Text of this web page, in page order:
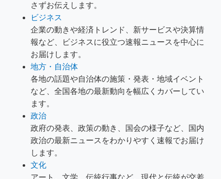
さずお伝えします。
ビジネス
企業の動きや経済トレンド、新サービスや決算情
報など、ビジネスに役立つ速報ニュースを中心に
お届けします。
地方・自治体
各地の話題や自治体の施策・発表・地域イベント
など、全国各地の最新動向を幅広くカバーしてい
ます。
政治
政府の発表、政策の動き、国会の様子など、国内
政治の最新ニュースをわかりやすく速報でお届け
します。
文化
アート、文学、伝統行事など、現代と伝統が交差